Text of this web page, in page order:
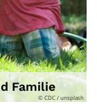
Familie
© CDC / unsplash